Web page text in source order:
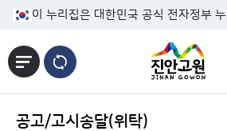
본문바로가기
이 누리집은 대한민국 공식 전자정부
공고/고시송달(위탁)